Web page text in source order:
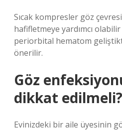
Sıcak kompresler göz
hafifletmeye yardımcı
periorbital hematom
önerilir.
Göz
dikkat edilmeli?
Evinizdeki bir aile üyesinin